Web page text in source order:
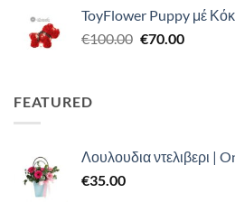
€120.00.είναι:
€80.00.
ToyFlower Puppy μέ
€100.00 Original
€70.00Η
FEATURED
Λουλουδια ντελιβερι |
€35.00